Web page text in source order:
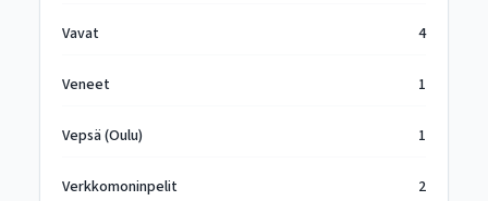
Vavat 4
Veneet 1
Vepsä (Oulu) 1
Verkkomoninpelit 2